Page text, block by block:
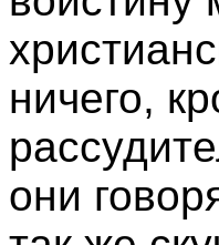
ничего,
они